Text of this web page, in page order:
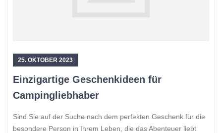
25. OKTOBER 2023
Einzigartige Geschenkideen für
Campingliebhaber
Sind Sie auf der Suche nach dem perfekten Geschenk für die
besondere Person in Ihrem Leben, die das Abenteuer liebt